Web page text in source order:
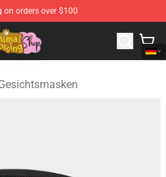
on orders over $100
- Official Animal Crossing